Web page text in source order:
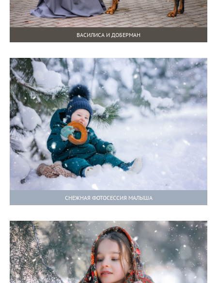
ВАСИЛИСА И ДОБЕРМАН
СНЕЖНАЯ ФОТОСЕССИЯ МАЛЫША